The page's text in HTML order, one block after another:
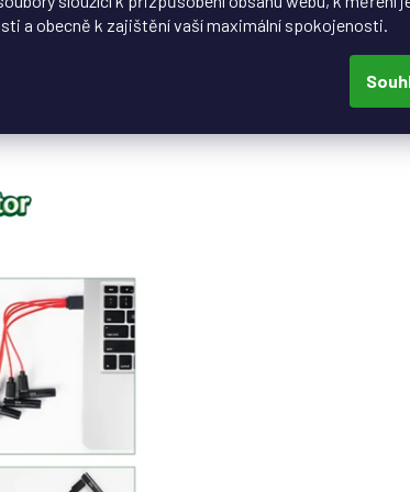
a obecně k zajištění vaší maximální spokojenosti.
ho lze nabíjet např. z počítače, nabíječkou na
ho nabíjet nelze
dokoupit